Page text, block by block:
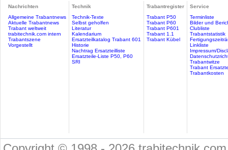
Nachrichten
Allgemeine Trabantnews
Aktuelle Trabantnews
Trabant weltweit
trabitechnik.com intern
Trabantszene
Vorgestellt
Technik
Technik-Texte
Selbst geholfen
Literatur
Kalendarium
Ersatzteilkatalog Trabant 601
Historie
Nachtrag Ersatzteilliste
Ersatzteile-Liste P50, P60
SRI
Trabantregister
Trabant P50
Trabant P60
Trabant P601
Trabant 1.1
Trabant Kübel
Service
Terminliste
Bilder und
Clubliste
Trabantstatistik
Linkliste
Impressum/
Trabantwitze
Trabant
Trabantkosten